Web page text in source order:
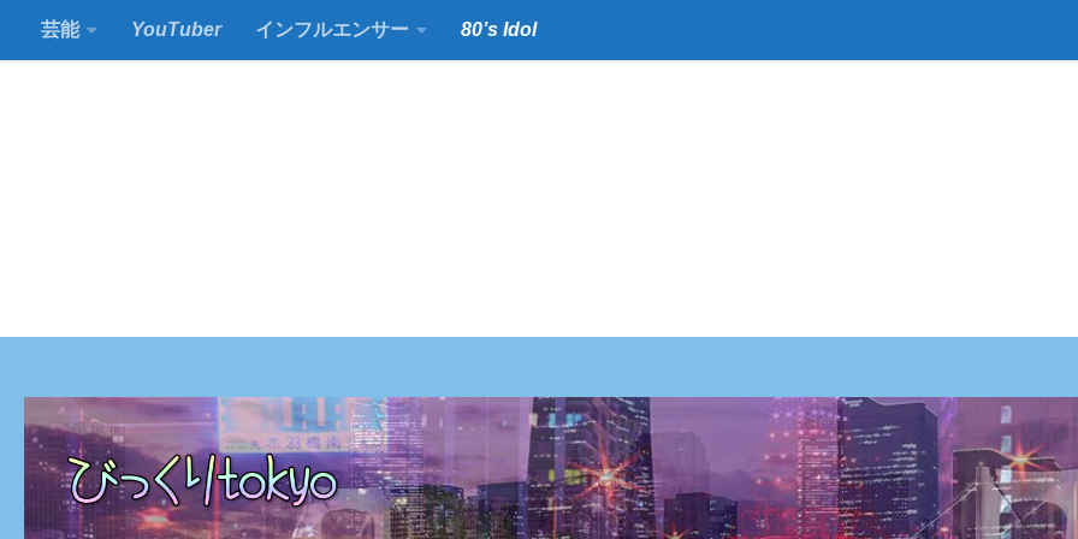
コンテンツの下
芸能 YouTuber インフルエンサー 80’s Idol